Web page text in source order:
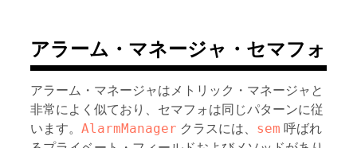
アラーム・マネージャ・セマフォ
アラーム・マネージャはメトリック・マネージャと
非常によく似ており、セマフォは同じパターンに従
います。 AlarmManager クラスには、 sem 呼ばれ